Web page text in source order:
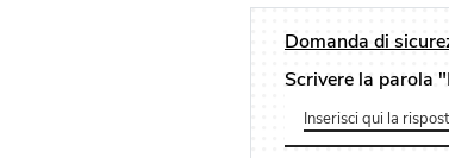
Domanda di
Scrivere la parola